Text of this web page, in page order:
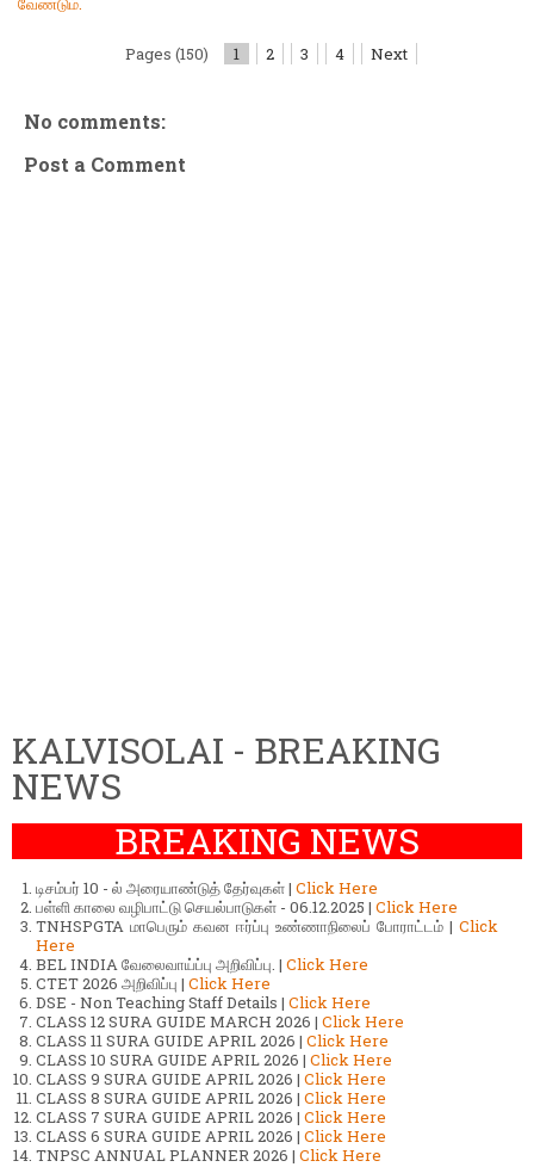
Pages (150) 1 2 3 4 Next
No comments:
Post a Comment
KALVISOLAI - BREAKING
NEWS
BREAKING NEWS
டிசம்பர் 10 - ல் அரையாண்டுத் தேர்வுகள் | Click Here
பள்ளி காலை வழிபாட்டு செயல்பாடுகள் - 06.12.2025 | Click Here
TNHSPGTA மாபெரும் கவன ஈர்ப்பு உண்ணாநிலைப் போராட்டம் | Click
Here
BEL INDIA வேலைவாய்ப்பு அறிவிப்பு. | Click Here
CTET 2026 அறிவிப்பு | Click Here
DSE - Non Teaching Staff Details | Click Here
CLASS 12 SURA GUIDE MARCH 2026 | Click Here
CLASS 11 SURA GUIDE APRIL 2026 | Click Here
CLASS 10 SURA GUIDE APRIL 2026 | Click Here
CLASS 9 SURA GUIDE APRIL 2026 | Click Here
CLASS 8 SURA GUIDE APRIL 2026 | Click Here
CLASS 7 SURA GUIDE APRIL 2026 | Click Here
CLASS 6 SURA GUIDE APRIL 2026 | Click Here
TNPSC ANNUAL PLANNER 2026 | Click Here